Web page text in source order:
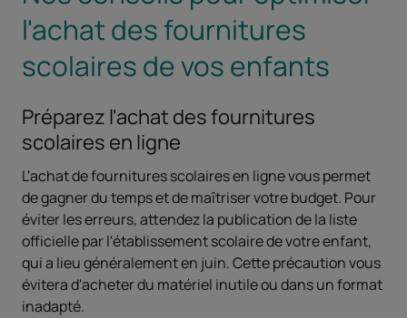
l'achat des fournitures
scolaires de vos enfants
Préparez l'achat des fournitures
scolaires en ligne
L'achat de fournitures scolaires en ligne vous permet
de gagner du temps et de maîtriser votre budget. Pour
éviter les erreurs, attendez la publication de la liste
officielle par l'établissement scolaire de votre enfant,
qui a lieu généralement en juin. Cette précaution vous
évitera d'acheter du matériel inutile ou dans un format
inadapté.